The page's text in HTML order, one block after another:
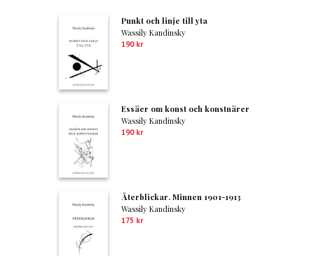
Punkt och linje till yta
Wassily Kandinsky
190 kr
Essäer om konst och konstnärer
Wassily Kandinsky
190 kr
Återblickar. Minnen 1901-1913
Wassily Kandinsky
175 kr